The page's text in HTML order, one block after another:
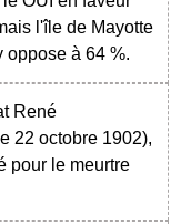
l'île de Mayotte
oppose à 64 %.
René
22 octobre 1902),
pour le meurtre